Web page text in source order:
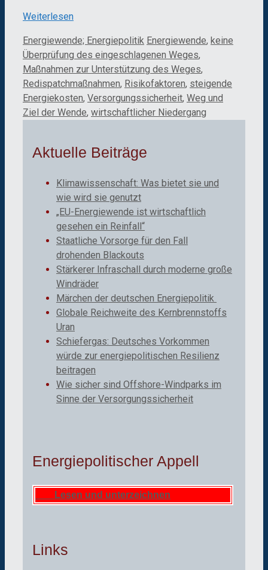
Weiterlesen
Kategorien
Energiewende; Energiepolitik Schlagwörter
Energiewende, keine
Überprüfung des eingeschlagenen Weges,
Maßnahmen zur Unterstützung des Weges,
Redispatchmaßnahmen, Risikofaktoren, steigende
Energiekosten, Versorgungssicherheit, Weg und
Ziel der Wende, wirtschaftlicher Niedergang
Aktuelle Beiträge
Klimawissenschaft: Was bietet sie und
wie wird sie genutzt
„EU-Energiewende ist wirtschaftlich
gesehen ein Reinfall“
Staatliche Vorsorge für den Fall
drohenden Blackouts
Stärkerer Infraschall durch moderne große
Windräder
Märchen der deutschen Energiepolitik
Globale Reichweite des Kernbrennstoffs
Uran
Schiefergas: Deutsches Vorkommen
würde zur energiepolitischen Resilienz
beitragen
Wie sicher sind Offshore-Windparks im
Sinne der Versorgungssicherheit
Energiepolitischer Appell
Lesen und unterzeichnen
Links